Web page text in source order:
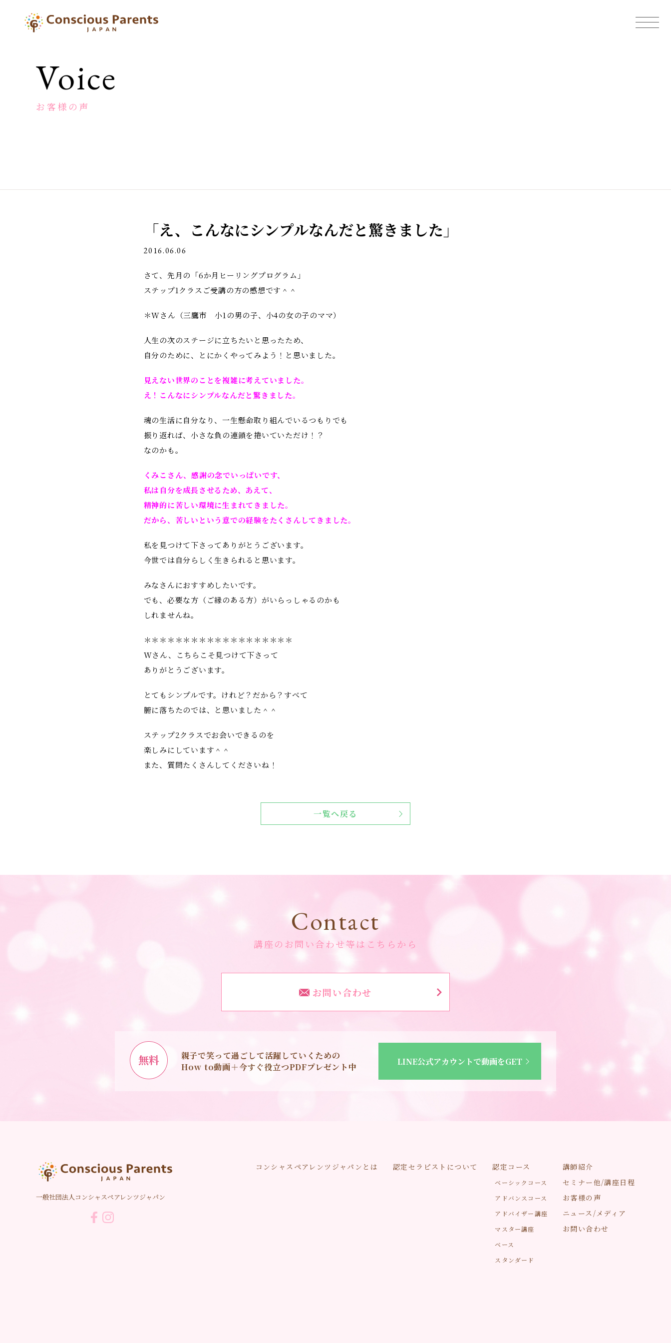
一
Voice
お客様の声
「え、こんなにシンプルなんだと驚きました」
2016.06.06
さて、先月の「6か月ヒーリングプログラム」
ステップ1クラスご受講の方の感想です＾＾
＊Wさん（三鷹市 小1の男の子、小4の女の子のママ）
人生の次のステージに立ちたいと思ったため、
自分のために、とにかくやってみよう！と思いました。
見えない世界のことを複雑に考えていました。
え！こんなにシンプルなんだと驚きました。
魂の生活に自分なり、一生懸命取り組んでいるつもりでも
振り返れば、小さな負の連鎖を捲いていただけ！？
なのかも。
くみこさん、感謝の念でいっぱいです、
私は自分を成長させるため、あえて、
精神的に苦しい環境に生まれてきました。
だから、苦しいという意での経験をたくさんしてきました。
私を見つけて下さってありがとうございます。
今世では自分らしく生きられると思います。
みなさんにおすすめしたいです。
でも、必要な方（ご縁のある方）がいらっしゃるのかも
しれませんね。
＊＊＊＊＊＊＊＊＊＊＊＊＊＊＊＊＊＊＊
Wさん、こちらこそ見つけて下さって
ありがとうございます。
とてもシンプルです。けれど？だから？すべて
腑に落ちたのでは、と思いました＾＾
ステップ2クラスでお会いできるのを
楽しみにしています＾＾
また、質問たくさんしてくださいね！
一覧へ戻る
Contact
講座のお問い合わせ等はこちらから
お問い合わせ
無料
親子で笑って過ごして活躍していくための
How to動画＋今すぐ役立つPDFプレゼント中
LINE公式アカウントで動画をGET
一般社団法人コンシャスペアレンツジャパン
コンシャスペアレンツジャパンとは 認定セラピストについて 認定コース
ベーシックコース
アドバンスコース
アドバイザー講座
マスター講座
ベース
スタンダード
講師紹介
セミナー他/講座日程
お客様の声
ニュース/メディア
お問い合わせ